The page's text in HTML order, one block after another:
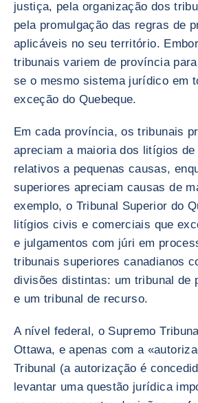
justiça, pela organização dos
pela promulgação das regras de
aplicáveis no seu território.
tribunais variem de província
se o mesmo sistema jurídico em
exceção do Quebeque.
Em cada província, os tribunais
apreciam a maioria dos litígios
relativos a pequenas causas,
superiores apreciam causas de
exemplo, o Tribunal Superior do
litígios civis e comerciais que
e julgamentos com júri em
tribunais superiores canadianos
divisões distintas: um tribunal de
e um tribunal de recurso.
A nível federal, o Supremo
Ottawa, e apenas com a
Tribunal (a autorização é
levantar uma questão jurídica